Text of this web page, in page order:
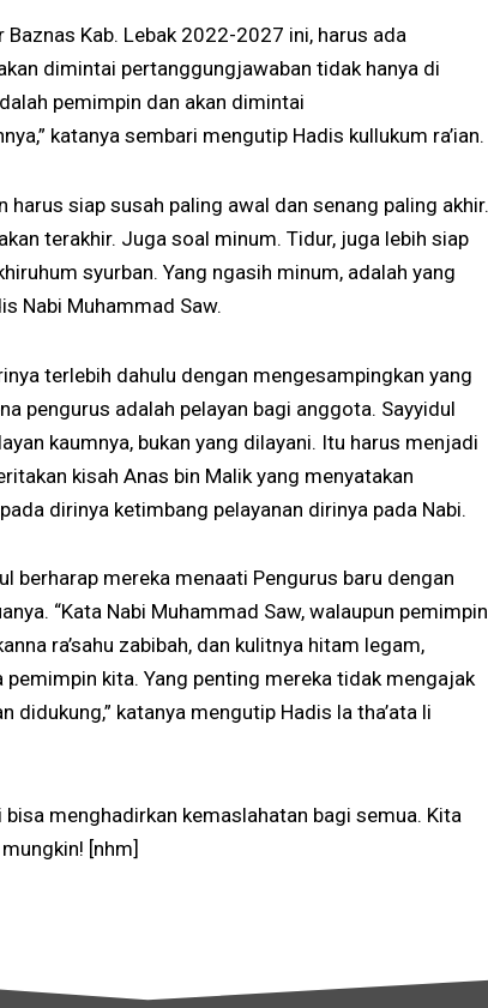
Kab. Lebak 2022-2027 ini, harus ada
dimintai pertanggungjawaban tidak hanya di
pemimpin dan akan dimintai
katanya sembari mengutip Hadis kullukum ra’ian.
harus siap susah paling awal dan senang paling akhir.
terakhir. Juga soal minum. Tidur, juga lebih siap
syurban. Yang ngasih minum, adalah yang
Nabi Muhammad Saw.
terlebih dahulu dengan mengesampingkan yang
pengurus adalah pelayan bagi anggota. Sayyidul
kaumnya, bukan yang dilayani. Itu harus menjadi
kisah Anas bin Malik yang menyatakan
dirinya ketimbang pelayanan dirinya pada Nabi.
berharap mereka menaati Pengurus baru dengan
“Kata Nabi Muhammad Saw, walaupun pemimpin
ra’sahu zabibah, dan kulitnya hitam legam,
kita. Yang penting mereka tidak mengajak
didukung,” katanya mengutip Hadis la tha’ata li
menghadirkan kemaslahatan bagi semua. Kita
[nhm]